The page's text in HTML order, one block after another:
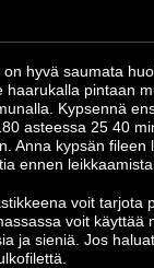
on hyvä saumata
haarukalla pintaan
Kypsennä
asteessa 25 40
Anna kypsän
ennen
voit tarjota
voit käyttää
ja sieniä. Jos